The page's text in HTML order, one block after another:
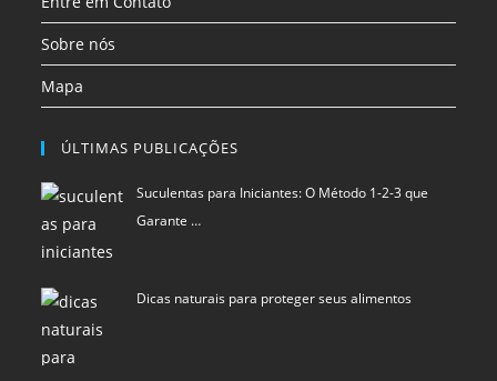
Sobre nós
Mapa
ÚLTIMAS PUBLICAÇÕES
Suculentas para Iniciantes: O Método 1-2-3 que
Garante …
Dicas naturais para proteger seus alimentos